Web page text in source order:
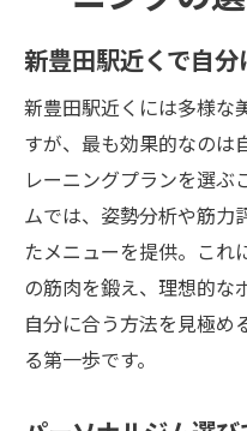
新豊田駅近くで自
新豊田駅近くには多様な
すが、最も効果的なのは
レーニングプランを選ぶ
ムでは、姿勢分析や筋力
たメニューを提供。これ
の筋肉を鍛え、理想的な
自分に合う方法を見極め
る第一歩です。